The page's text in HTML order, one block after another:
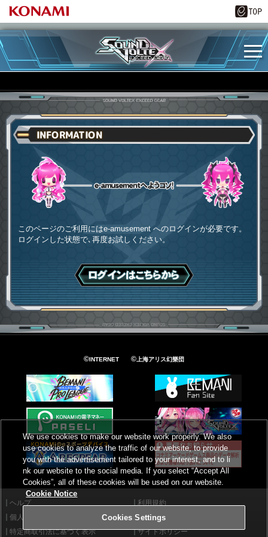
INFORMATION
このページのご利用にはe-amusement へのログインが必要です。
ログインした状態で､再度お試しください。
ログインはこちら
©INTERNET ©上海アリス幻樂団
ヘルプ
利用規約
個人情報等保護方針
外部送信について
特定商取引法に基づく表示
サイトポリシー
We use cookies to make our website work properly. We also
use cookies to analyze the traffic of our website, to provide
you with the advertisement tailored to your interest, and to li
nk our website to the social media. If you select “Accept All
Cookies”, all of these cookies will be used on our website.
Cookie Notice
Cookies Settings